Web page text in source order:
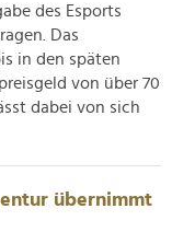
des Esports
Das
in den späten
von über 70
dabei von sich
übernimmt